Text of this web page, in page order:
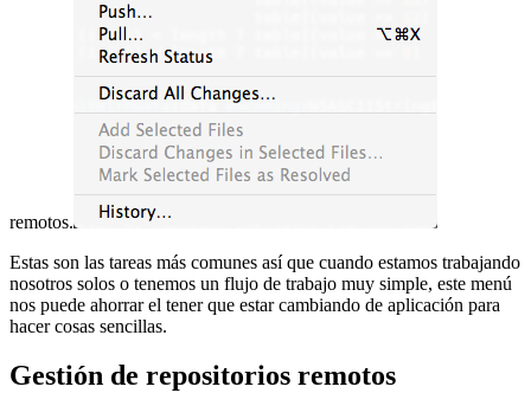
remotos.
Estas son las tareas más comunes así que cuando estamos trabajando
nosotros solos o tenemos un flujo de trabajo muy simple, este menú
nos puede ahorrar el tener que estar cambiando de aplicación para
hacer cosas sencillas.
Gestión de repositorios remotos